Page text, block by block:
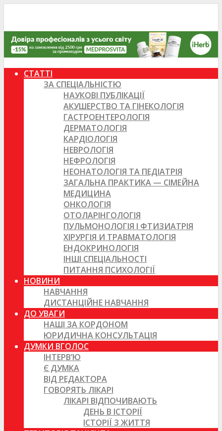
СТАТТІ
ЗА СПЕЦІАЛЬНІСТЮ
НАУКОВІ ПУБЛІКАЦІЇ
АКУШЕРСТВО ТА ГІНЕКОЛОГІЯ
ГАСТРОЕНТЕРОЛОГІЯ
ДЕРМАТОЛОГІЯ
КАРДІОЛОГІЯ
НЕВРОЛОГІЯ
НЕФРОЛОГІЯ
НЕОНАТОЛОГІЯ ТА ПЕДІАТРІЯ
ЗАГАЛЬНА ПРАКТИКА — СІМЕЙНА
МЕДИЦИНА
ОНКОЛОГІЯ
ОТОЛАРІНГОЛОГІЯ
ПУЛЬМОНОЛОГІЯ І ФТИЗИАТРІЯ
ХІРУРГІЯ И ТРАВМАТОЛОГІЯ
ЕНДОКРИНОЛОГІЯ
ІНШІ СПЕЦІАЛЬНОСТІ
ПИТАННЯ ПСИХОЛОГІЇ
НОВИНИ
НАВЧАННЯ
ДИСТАНЦІЙНЕ НАВЧАННЯ
ДО УВАГИ
НАШІ ЗА КОРДОНОМ
ЮРИДИЧНА КОНСУЛЬТАЦІЯ
ДУМКИ ВГОЛОС
ІНТЕРВ’Ю
Є ДУМКА
ВІД РЕДАКТОРА
ГОВОРЯТЬ ЛІКАРІ
ЛІКАРІ ВІДПОЧИВАЮТЬ
ДЕНЬ В ІСТОРІЇ
ІСТОРІЇ З ЖИТТЯ